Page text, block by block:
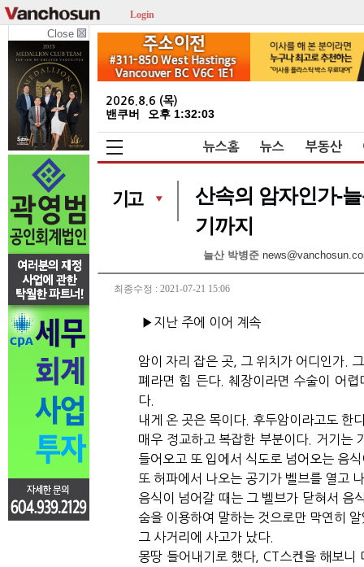
Login
Close
2026.8.6 (목)
밴쿠버 오후 1:32:04
뉴스홈 뉴스 부동산
산속의 암자인가-
기까지
늘산 박병준
최종수정 : 2021-07-21 15:06
▶지난 주에 이어 계속
암이 자리 잡은 곳, 그 위치가 어디인가.
폐라면 힘 든다. 췌장이라면 수술이 어
다.
내게 온 곳은 목이다. 후두암이라고도 한
매우 정교하고 복잡한 부분이다. 거기는
들어오고 또 입에서 식도로 넘어오는 음
또 허파에서 나오는 공기가 벨브를 열고
음식이 넘어갈 때는 그 벨브가 닫혀서 음
숨을 이용하여 말하는 것으로만 막연히
그 사거리에 사고가 났다.
몽땅 들어내기로 했다, CT스켄을 해보니